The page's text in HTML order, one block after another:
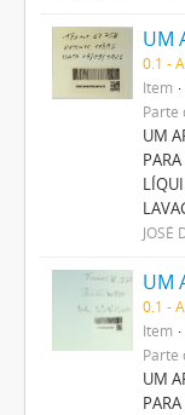
0.1 -
Item
Parte
UM
JOSÉ
0.1 -
Item
Parte
UM